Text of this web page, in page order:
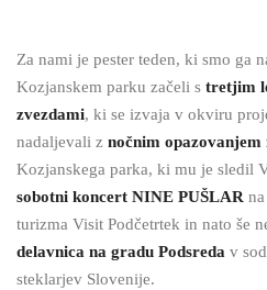
Za nami je pester teden, ki smo ga
Kozjanskem parku začeli s tretjim
zvezdami, ki se izvaja v okviru
nadaljevali z nočnim opazovanjem
Kozjanskega parka, ki mu je sledil
sobotni koncert NINE PUŠLAR
turizma Visit Podčetrtek in nato še
delavnica na gradu Podsreda v
steklarjev Slovenije.